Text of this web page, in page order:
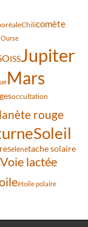
Chilicomète
ISSJupiter
Mars
occultation
rouge
Soleil
Sélénétache solaire
Voie lactée
étoile polaire